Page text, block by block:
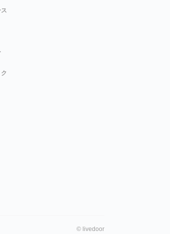
© livedoor